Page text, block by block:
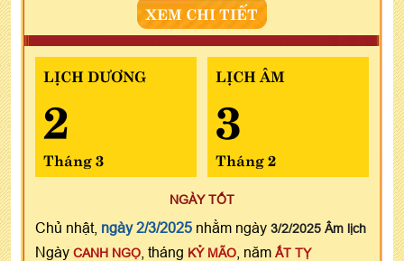
XEM CHI TIẾT
LỊCH DƯƠNG
2
Tháng 3
LỊCH ÂM
3
Tháng 2
NGÀY TỐT
Chủ nhật, ngày 2/3/2025 nhằm ngày 3/2/2025 Âm lịch
Ngày CANH NGỌ , tháng KỶ MÃO , năm ẤT TỴ